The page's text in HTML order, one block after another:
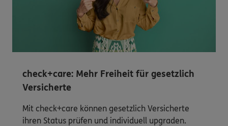
check+care: Mehr Freiheit für gesetzlich
Versicherte
Mit check+care können gesetzlich Versicherte
ihren Status prüfen und individuell upgraden.